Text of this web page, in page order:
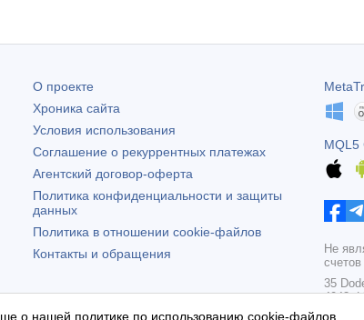
О проекте
Хроника сайта
Условия использования
Соглашение о рекуррентных платежах
Агентский договор-оферта
Политика конфиденциальности и защиты
данных
Политика в отношении cookie-файлов
Контакты и обращения
MQL5
Не
счетов
35
4043,
о нашей политике по использованию cookie-файлов.